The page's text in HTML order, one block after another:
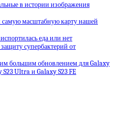
в истории изображения
масштабную карту нашей
еда или нет
супербактерий от
большим обновлением для Galaxy
S23 Ultra и Galaxy S23 FE